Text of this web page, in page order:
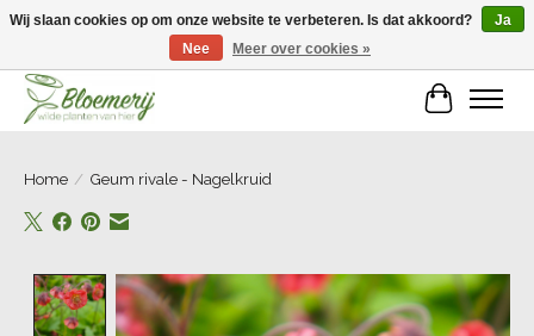
Home / Geum rivale - Nagelkruid
Product image slideshow Items
Wij slaan cookies op om onze website te verbeteren. Is dat akkoord?
Ja
Nee
Meer over cookies »